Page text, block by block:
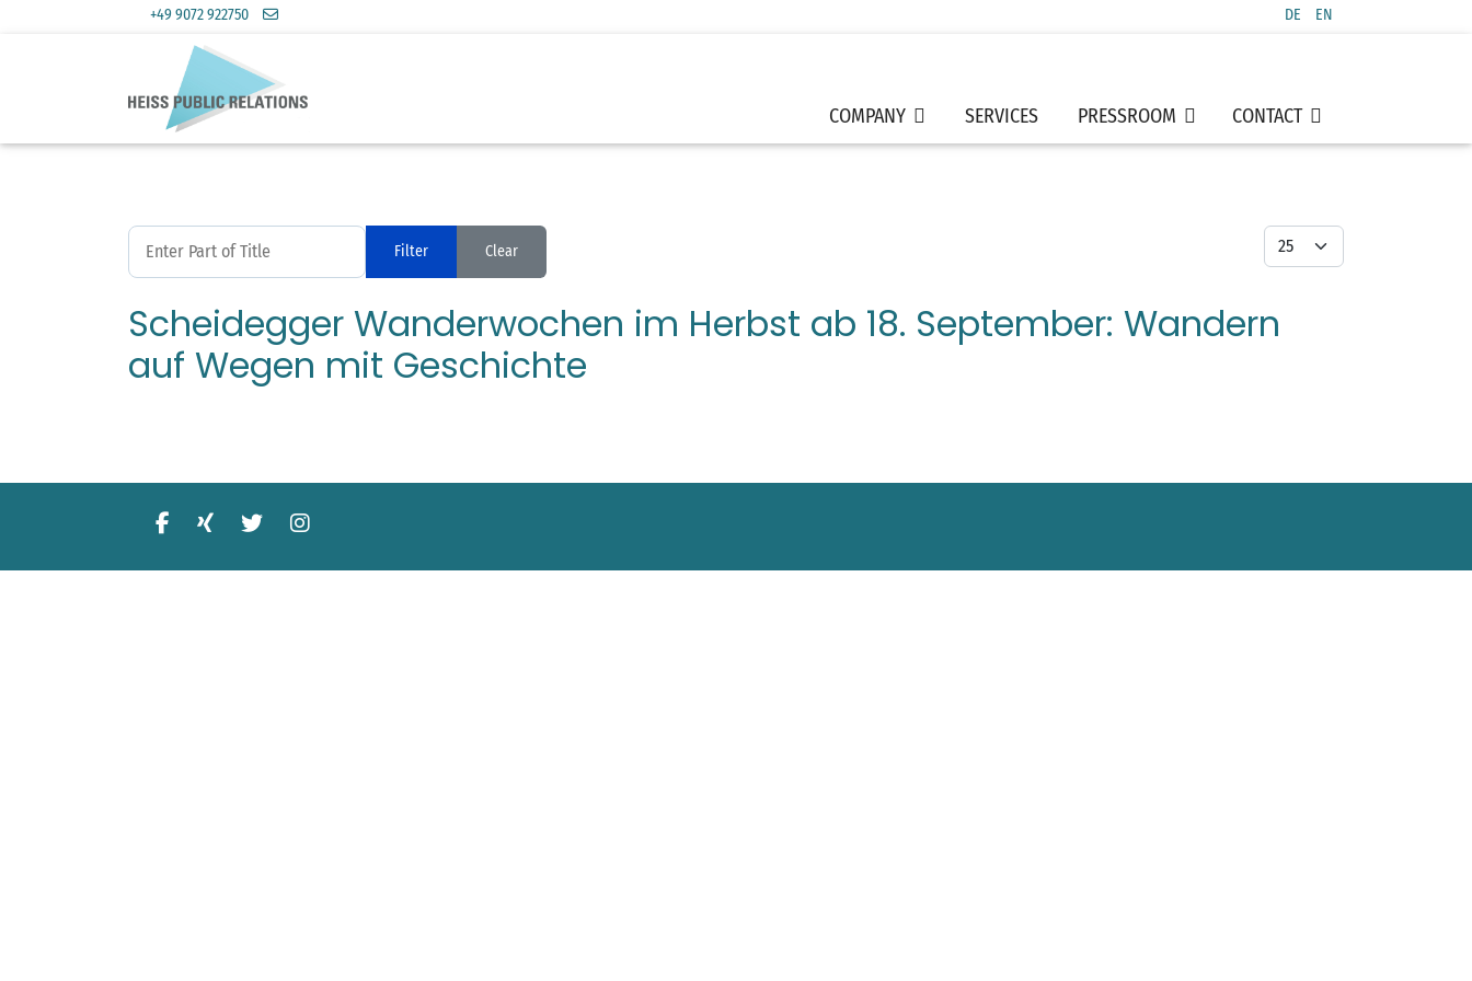
Select your language
DE EN
+49 9072 922750
COMPANY SERVICES PRESSROOM CONTACT
Enter Part of Title
Filter Clear
Display #
Scheidegger Wanderwochen im Herbst ab 18. September: Wandern
auf Wegen mit Geschichte